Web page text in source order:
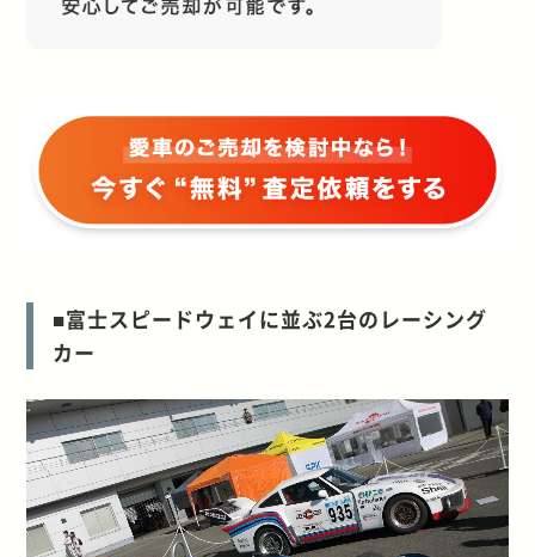
■富士スピードウェイに並ぶ2台のレーシング
カー